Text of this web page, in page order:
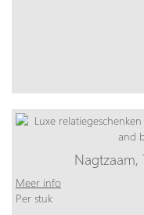
Nagtzaam,
Meer info
Per stuk